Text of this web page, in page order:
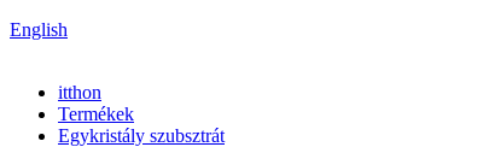
English
itthon
Termékek
Egykristály szubsztrát